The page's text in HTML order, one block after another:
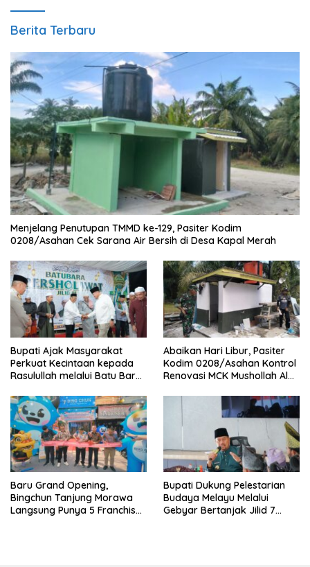
Berita Terbaru
Menjelang Penutupan TMMD ke-129, Pasiter Kodim
0208/Asahan Cek Sarana Air Bersih di Desa Kapal Merah
Bupati Ajak Masyarakat
Perkuat Kecintaan kepada
Rasulullah melalui Batu Bara
Abaikan Hari Libur, Pasiter
Kodim 0208/Asahan Kontrol
Renovasi MCK Mushollah Al
‎Baru Grand Opening,
Bingchun Tanjung Morawa
Langsung Punya 5 Franchise
Bupati Dukung Pelestarian
Budaya Melayu Melalui
Gebyar Bertanjak Jilid 7